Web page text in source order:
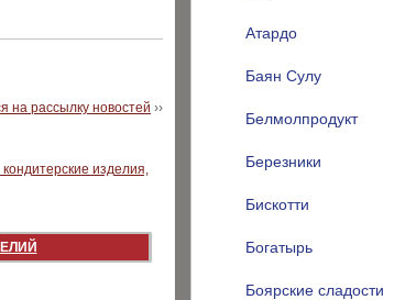
Атардо
Баян Сулу
Белмолпродукт
Березники
Бискотти
Богатырь
Боярские сладости
на рассылку новостей ››